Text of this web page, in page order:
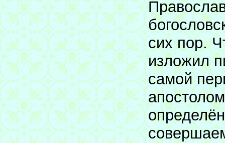
сих пор.
изложил
самой